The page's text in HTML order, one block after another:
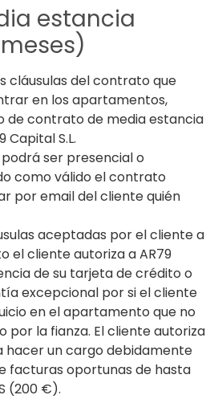
estancia
cláusulas del contrato que
en los apartamentos,
de contrato de media estancia
Capital S.L.
ser presencial o
como válido el contrato
por email del cliente quién
aceptadas por el cliente a
el cliente autoriza a AR79
de su tarjeta de crédito o
excepcional por si el cliente
en el apartamento que no
por la fianza. El cliente autoriza
hacer un cargo debidamente
facturas oportunas de hasta
(200 €).